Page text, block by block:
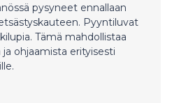
pysyneet ennallaan
Pyyntiluvat
Tämä mahdollistaa
ohjaamista erityisesti